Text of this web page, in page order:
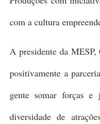
com a cultura
A presidente da
positivamente a
gente somar forças e
diversidade de